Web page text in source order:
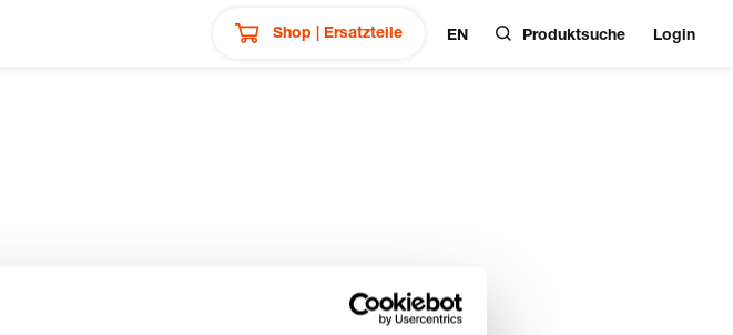
Shop | Ersatzteile EN Produktsuche Login